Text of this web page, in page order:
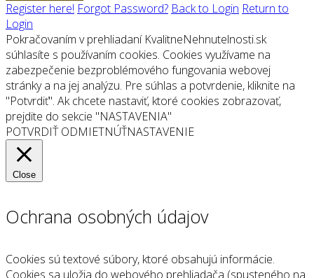
Register here! Forgot Password? Back to Login Return to
Login
Pokračovaním v prehliadaní KvalitneNehnutelnosti.sk
súhlasíte s používaním cookies. Cookies využívame na
zabezpečenie bezproblémového fungovania webovej
stránky a na jej analýzu. Pre súhlas a potvrdenie, kliknite na
"Potvrdiť". Ak chcete nastaviť, ktoré cookies zobrazovať,
prejdite do sekcie "NASTAVENIA"
POTVRDIŤ ODMIETNÚŤNASTAVENIE
Close
Ochrana osobných údajov
Cookies sú textové súbory, ktoré obsahujú informácie.
Cookies sa uložia do webového prehliadača (spusteného na